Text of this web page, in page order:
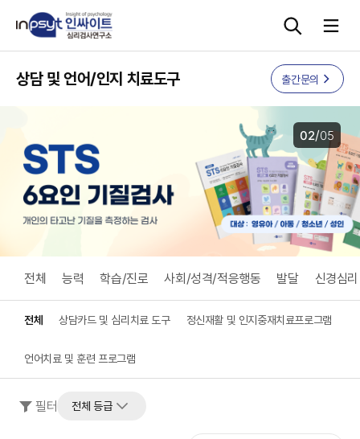
본문으로 바로가기
상담도구
교육 워크숍
상담 및 언어/인지 치료도구 출간문의
02/05
전체 능력 학습/진로 사회/성격/적응행동 발달 신경심리
전체 상담카드 및 심리치료 도구 정신재활 및 인지중재치료프로그램
언어치료 및 훈련 프로그램
필터 전체 등급